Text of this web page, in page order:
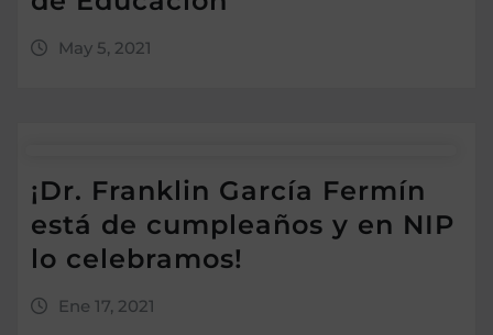
May 5, 2021
¡Dr. Franklin García Fermín
está de cumpleaños y en NIP
lo celebramos!
Ene 17, 2021